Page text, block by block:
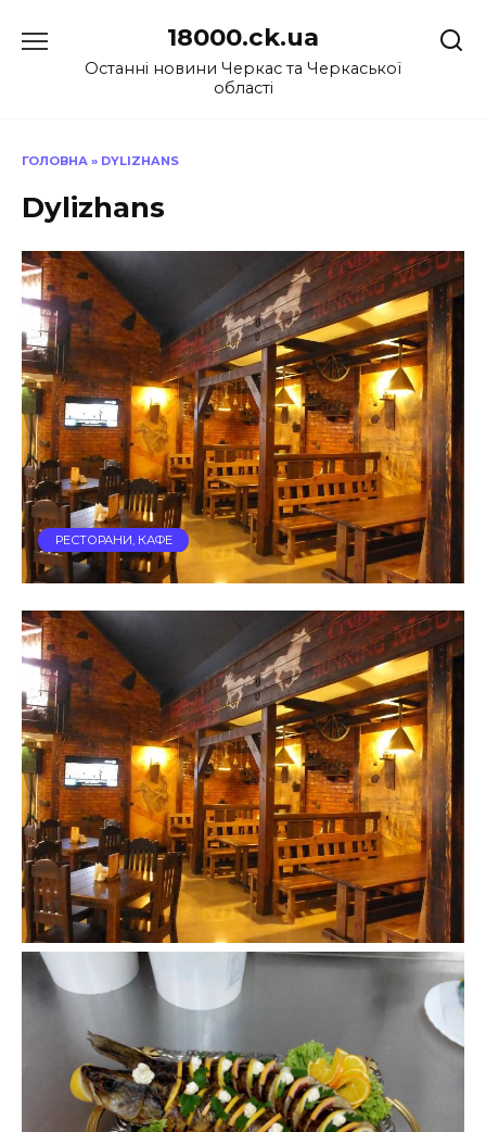
до
18000.ck.ua
Останні новини Черкас та Черкаської
області
ГОЛОВНА » DYLIZHANS
Dylizhans
РЕСТОРАНИ, КАФЕ